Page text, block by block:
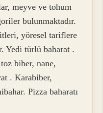
meyve ve tohum
bulunmaktadır.
yöresel tariflere
Yedi türlü baharat .
biber, nane,
. Karabiber,
Pizza baharatı